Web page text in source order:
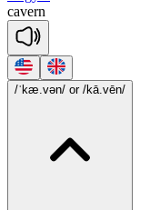
cavern
/ˈkæ.vən/ or /kā.vēn/